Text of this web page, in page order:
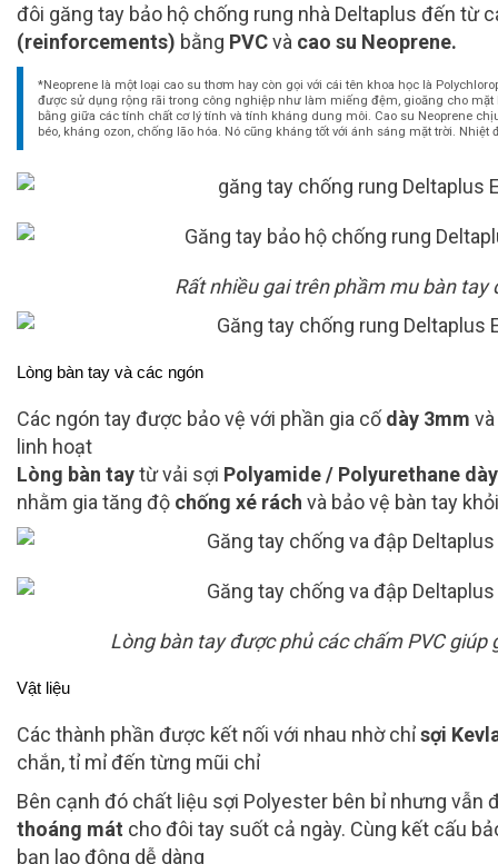
đôi găng tay bảo hộ chống rung nhà Deltaplus đến từ
(reinforcements) bằng PVCvà cao su Neoprene.
*Neoprene là một loại cao su thơm hay còn gọi với cái tên khoa học là
được sử dụng rộng rãi trong công nghiệp như làm miếng đệm, gioăng cho mặt
bằng giữa các tính chất cơ lý tính và tính kháng dung môi. Cao su Neoprene
béo, kháng ozon, chống lão hóa. Nó cũng kháng tốt với ánh sáng mặt trời. Nhiệt
Rất nhiều gai trên phầm mu bàn tay
Lòng bàn tay và các ngón
Các ngón tay được bảo vệ với phần gia cố dày 3mm
linh hoạt
Lòng bàn taytừ vải sợi Polyamide / Polyurethane
nhằm gia tăng độ chống xé rách và bảo vệ bàn tay
Lòng bàn tay được phủ các chấm PVC giúp
Vật liệu
Các thành phần được kết nối với nhau nhờ chỉsợi
chắn, tỉ mỉ đến từng mũi chỉ
Bên cạnh đó chất liệu sợi Polyester bên bỉ nhưng vẫn
thoáng mát cho đôi tay suốt cả ngày. Cùng kết cấu
bạn lao động dễ dàng